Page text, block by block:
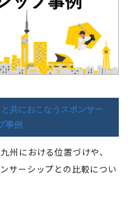
共におこなうスポンサー
事例
州における位置づけや、
サーシップとの比較につい